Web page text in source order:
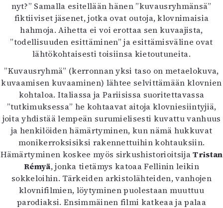
nyt?” Samalla esitellään hänen ”kuvausryhmänsä”
fiktiiviset jäsenet, jotka ovat outoja, klovnimaisia
hahmoja. Aihetta ei voi erottaa sen kuvaajista,
”todellisuuden esittäminen” ja esittämisväline ovat
lähtökohtaisesti toisiinsa kietoutuneita.
”Kuvausryhmä” (kerronnan yksi taso on metaelokuva,
kuvaamisen kuvaaminen) lähtee selvittämään klovnien
kohtaloa. Italiassa ja Pariisissa suoritettavassa
”tutkimuksessa” he kohtaavat aitoja klovniesiintyjiä,
joita yhdistää lempeän surumielisesti kuvattu vanhuus
ja henkilöiden hämärtyminen, kun nämä hukkuvat
monikerroksisiksi rakennettuihin kohtauksiin.
Hämärtyminen koskee myös sirkushistorioitsijaTristan
Rémyä, jonka tietämys katoaa Fellinin leikin
sokkeloihin. Tärkeiden arkistolähteiden, vanhojen
klovnifilmien, löytyminen puolestaan muuttuu
parodiaksi. Ensimmäinen filmi katkeaa ja palaa